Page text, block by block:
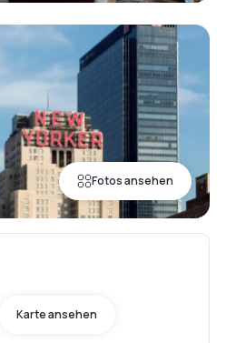
Fotos ansehen
Karte ansehen